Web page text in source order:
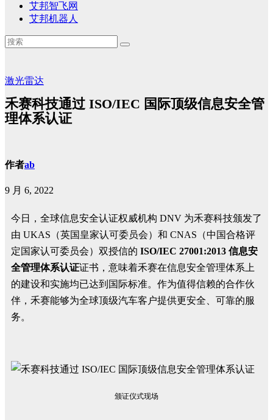
艾邦智飞网
艾邦机器人
激光雷达
禾赛科技通过 ISO/IEC 国际顶级信息安全管
理体系认证
作者ab
9 月 6, 2022
今日，全球信息安全认证权威机构 DNV 为禾赛科技颁发了
由 UKAS（英国皇家认可委员会）和 CNAS（中国合格评
定国家认可委员会）双授信的 ISO/IEC 27001:2013 信息安
全管理体系认证证书，意味着禾赛在信息安全管理体系上
的建设和实施均已达到国际标准。作为值得信赖的合作伙
伴，禾赛能够为全球顶级汽车客户提供更安全、可靠的服
务。
颁证仪式现场